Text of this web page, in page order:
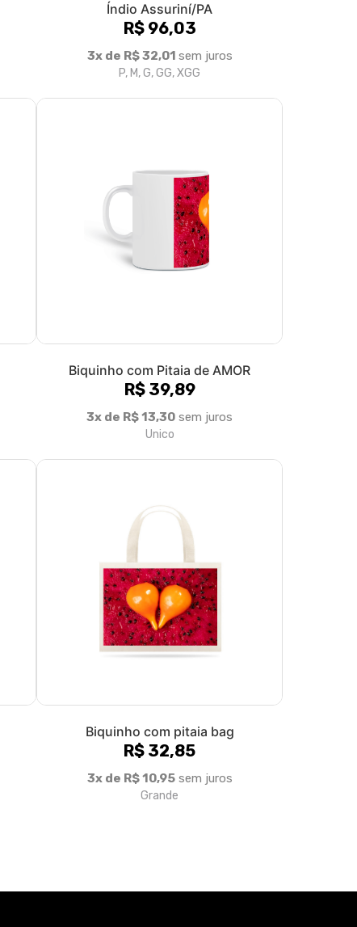
Índio Assuriní/PA
R$ 96,03
3x de R$ 32,01 sem juros
P, M, G, GG, XGG
Biquinho com Pitaia de AMOR
R$ 39,89
3x de R$ 13,30 sem juros
Unico
Biquinho com pitaia bag
R$ 32,85
3x de R$ 10,95sem juros
Grande